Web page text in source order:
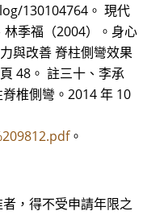
130104764。 現代
季福（2004）。身心
與改善 脊柱側彎效果
48。 註三十、李承
椎側彎。2014 年 10
。
，得不受申請年限之